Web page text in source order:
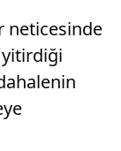
neticesinde
yitirdiği